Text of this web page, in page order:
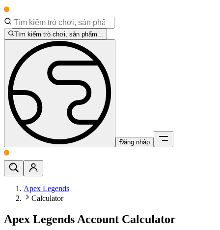
Tìm kiếm trò chơi, sản phẩm...
Đăng nhập
Apex Legends
Calculator
Apex Legends Account Calculator